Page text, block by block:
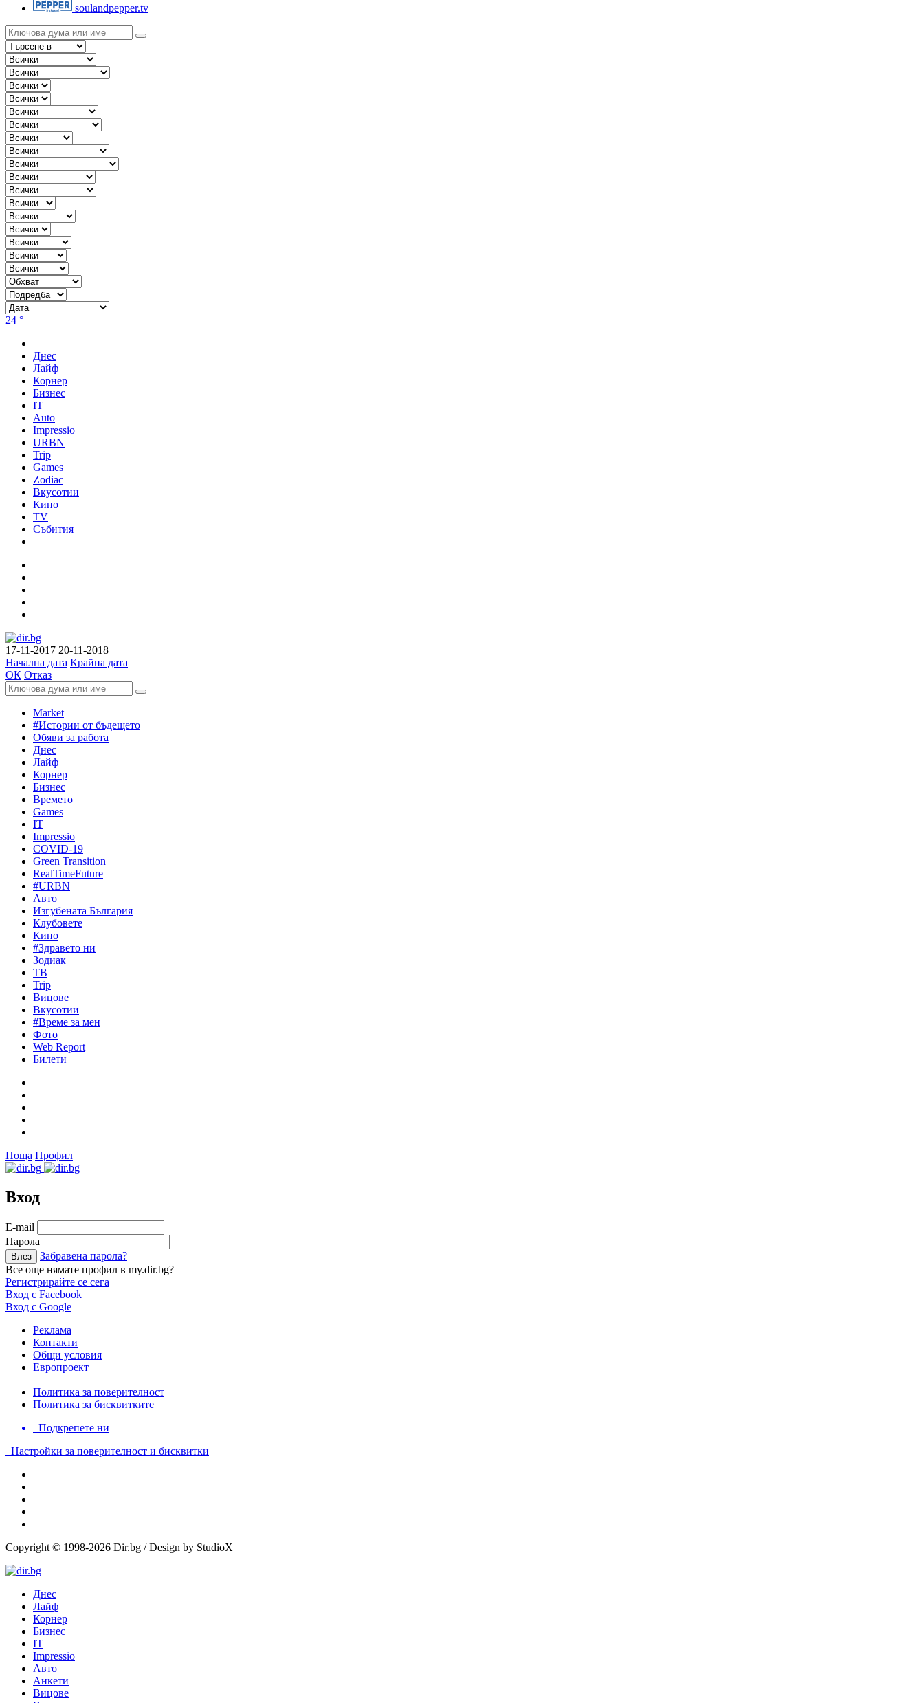
soulandpepper.tv
24 °
Днес
Лайф
Корнер
Бизнес
IT
Auto
Impressio
URBN
Trip
Games
Zodiac
Вкусотии
Кино
TV
Събития
17-11-2017 20-11-2018
Начална дата Крайна дата
ОК Отказ
Market
#Истории от бъдещето
Обяви за работа
Днес
Лайф
Корнер
Бизнес
Времето
Games
IT
Impressio
COVID-19
Green Transition
RealTimeFuture
#URBN
Авто
Изгубената България
Клубовете
Кино
#Здравето ни
Зодиак
ТВ
Trip
Вицове
Вкусотии
#Време за мен
Фото
Web Report
Билети
Поща Профил
Вход
Е-mail
Парола
Забравена парола?
Все още нямате профил в my.dir.bg?
Регистрирайте се сега
Вход с Facebook
Вход с Google
Реклама
Контакти
Общи условия
Европроект
Политика за поверителност
Политика за бисквитките
Подкрепете ни
Настройки за поверителност и бисквитки
Copyright © 1998-2026 Dir.bg / Design by StudioX
Днес
Лайф
Корнер
Бизнес
IT
Impressio
Авто
Анкети
Вицове